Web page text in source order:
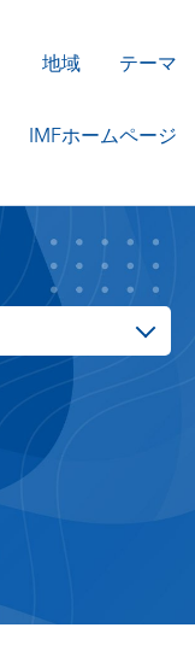
地域 テーマ
IMFホームページ